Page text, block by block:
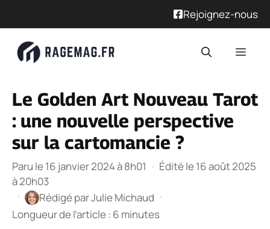
Rejoignez-nous
Le Golden Art Nouveau Tarot
: une nouvelle perspective
sur la cartomancie ?
Paru le 16 janvier 2024 à 8h01 · Édité le 16 août 2025
à 20h03
·
Rédigé parJulie Michaud ·
Longueur de l’article : 6 minutes